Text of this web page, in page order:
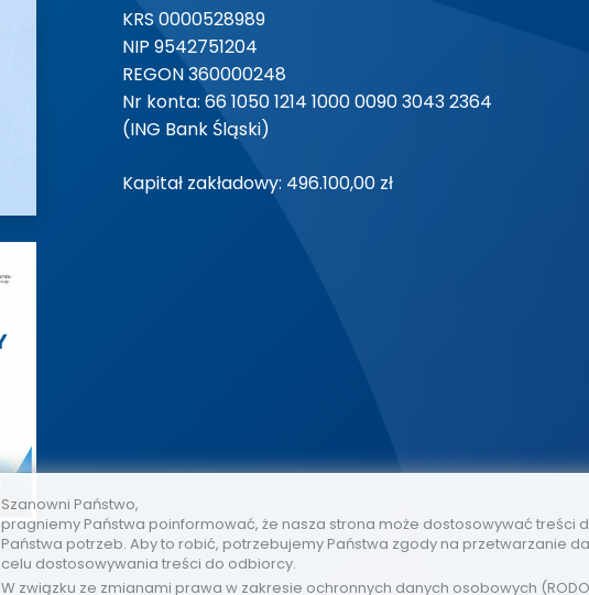
KRS 0000528989
NIP 9542751204
REGON 360000248
Nr konta: 66 1050 1214 1000 0090 3043 2364
(ING Bank Śląski)
Kapitał zakładowy: 496.100,00 zł
Szanowni Państwo,
pragniemy Państwa poinformować, że nasza strona może dostosowywać treści
Państwa potrzeb. Aby to robić, potrzebujemy Państwa zgody na przetwarzanie
celu dostosowywania treści do odbiorcy.
W związku ze zmianami prawa w zakresie ochronnych danych osobowych